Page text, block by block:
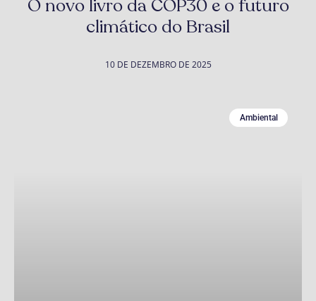
O novo livro da COP30 e o futuro
climático do Brasil
10 DE DEZEMBRO DE 2025
Ambiental